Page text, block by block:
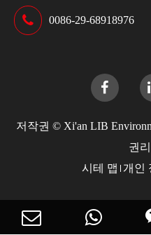
0086-29-68918976
저작권 © Xi'an LIB
권
시테 맵 개인